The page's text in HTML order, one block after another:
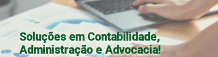
Soluções em Contabilidade,
Administração e Advocacia!